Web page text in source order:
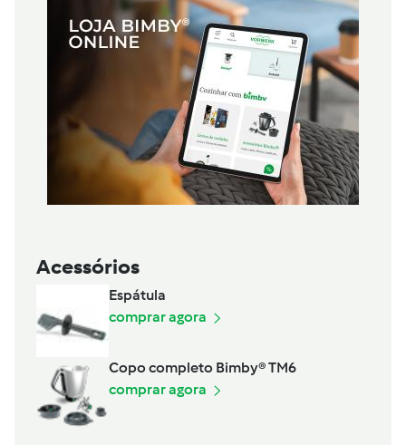
Acessórios
Espátula
comprar agora
Copo completo Bimby® TM6
comprar agora